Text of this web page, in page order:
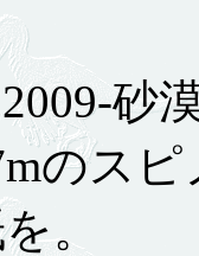
砂
のスピ
。